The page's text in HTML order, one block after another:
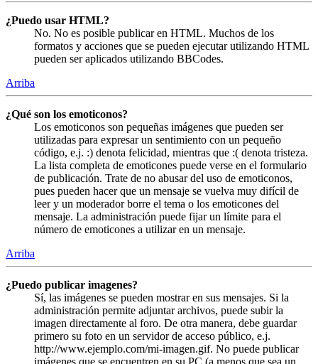
¿Puedo usar HTML?
No. No es posible publicar en HTML. Muchos de los
formatos y acciones que se pueden ejecutar utilizando HTML
pueden ser aplicados utilizando BBCodes.
Arriba
¿Qué son los emoticonos?
Los emoticonos son pequeñas imágenes que pueden ser
utilizadas para expresar un sentimiento con un pequeño
código, e.j. :) denota felicidad, mientras que :( denota tristeza.
La lista completa de emoticones puede verse en el formulario
de publicación. Trate de no abusar del uso de emoticonos,
pues pueden hacer que un mensaje se vuelva muy difícil de
leer y un moderador borre el tema o los emoticones del
mensaje. La administración puede fijar un límite para el
número de emoticones a utilizar en un mensaje.
Arriba
¿Puedo publicar imagenes?
Sí, las imágenes se pueden mostrar en sus mensajes. Si la
administración permite adjuntar archivos, puede subir la
imagen directamente al foro. De otra manera, debe guardar
primero su foto en un servidor de acceso público, e.j.
http://www.ejemplo.com/mi-imagen.gif. No puede publicar
imágenes que se encuentren en su PC (a menos que sea un